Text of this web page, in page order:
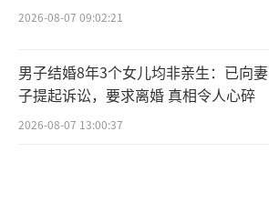
2026-08-07 09:02:21
男子结婚8年3个女儿均非亲生：已向妻
子提起诉讼，要求离婚 真相令人心碎
2026-08-07 13:00:37